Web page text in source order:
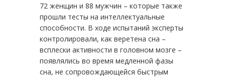
72 женщин и 88 мужчин – которые также
прошли тесты на интеллектуальные
способности. В ходе испытаний эксперты
контролировали, как веретена сна –
всплески активности в головном мозге –
появлялись во время медленной фазы
сна, не сопровождающейся быстрым